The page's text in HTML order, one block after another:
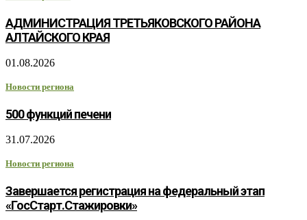
АДМИНИСТРАЦИЯ ТРЕТЬЯКОВСКОГО РАЙОНА
АЛТАЙСКОГО КРАЯ
01.08.2026
Новости региона
500 функций печени
31.07.2026
Новости региона
Завершается регистрация на федеральный этап
«ГосСтарт.Стажировки»